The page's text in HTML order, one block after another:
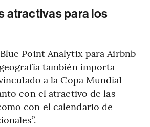
atractivas para los
Point Analytix para Airbnb
también importa
a la Copa Mundial
con el atractivo de las
con el calendario de